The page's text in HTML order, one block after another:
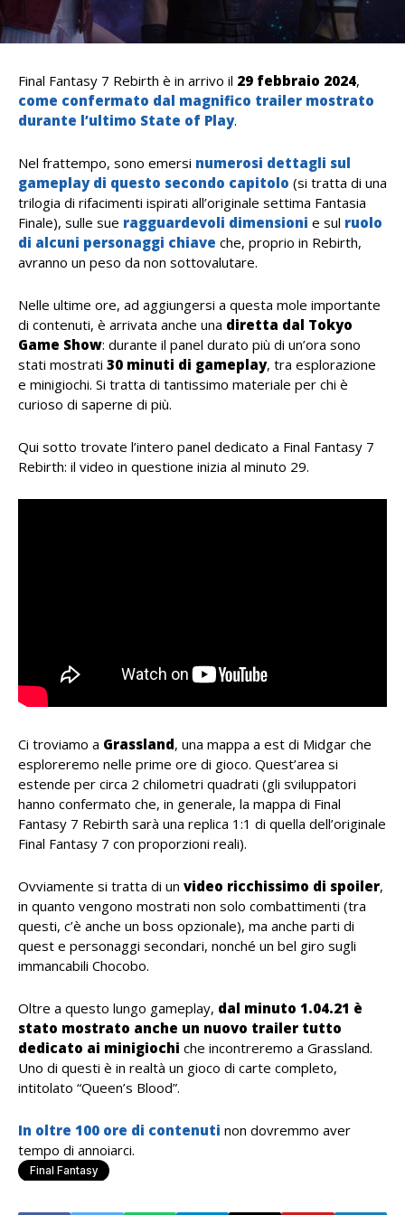
Final Fantasy 7 Rebirth è in arrivo il 29 febbraio 2024,
come confermato dal magnifico trailer mostrato
durante l’ultimo State of Play.
Nel frattempo, sono emersi numerosi dettagli sul
gameplay di questo secondo capitolo (si tratta di una
trilogia di rifacimenti ispirati all’originale settima Fantasia
Finale), sulle sue ragguardevoli dimensioni e sul ruolo
di alcuni personaggi chiave che, proprio in Rebirth,
avranno un peso da non sottovalutare.
Nelle ultime ore, ad aggiungersi a questa mole importante
di contenuti, è arrivata anche una diretta dal Tokyo
Game Show: durante il panel durato più di un’ora sono
stati mostrati 30 minuti di gameplay, tra esplorazione
e minigiochi. Si tratta di tantissimo materiale per chi è
curioso di saperne di più.
Qui sotto trovate l’intero panel dedicato a Final Fantasy 7
Rebirth: il video in questione inizia al minuto 29.
Ci troviamo a Grassland, una mappa a est di Midgar che
esploreremo nelle prime ore di gioco. Quest’area si
estende per circa 2 chilometri quadrati (gli sviluppatori
hanno confermato che, in generale, la mappa di Final
Fantasy 7 Rebirth sarà una replica 1:1 di quella dell’originale
Final Fantasy 7 con proporzioni reali).
Ovviamente si tratta di un video ricchissimo di spoiler,
in quanto vengono mostrati non solo combattimenti (tra
questi, c’è anche un boss opzionale), ma anche parti di
quest e personaggi secondari, nonché un bel giro sugli
immancabili Chocobo.
Oltre a questo lungo gameplay, dal minuto 1.04.21 è
stato mostrato anche un nuovo trailer tutto
dedicato ai minigiochi che incontreremo a Grassland.
Uno di questi è in realtà un gioco di carte completo,
intitolato “Queen’s Blood”.
In oltre 100 ore di contenuti non dovremmo aver
tempo di annoiarci.
Final Fantasy